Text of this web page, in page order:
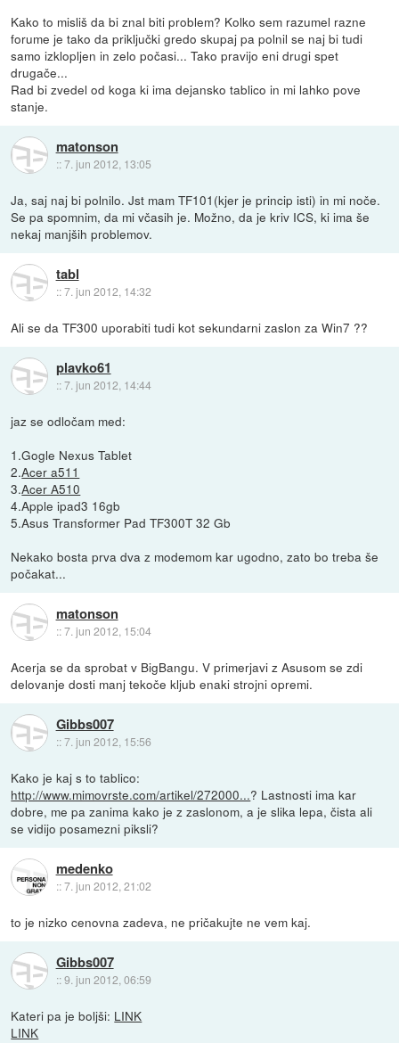
Kako to misliš da bi znal biti problem? Kolko sem razumel razne
forume je tako da priključki gredo skupaj pa polnil se naj bi tudi
samo izklopljen in zelo počasi... Tako pravijo eni drugi spet
drugače...
Rad bi zvedel od koga ki ima dejansko tablico in mi lahko pove
stanje.
matonson
::7. jun 2012, 13:05
Ja, saj naj bi polnilo. Jst mam TF101(kjer je princip isti) in mi noče.
Se pa spomnim, da mi včasih je. Možno, da je kriv ICS, ki ima še
nekaj manjših problemov.
tabl
::7. jun 2012, 14:32
Ali se da TF300 uporabiti tudi kot sekundarni zaslon za Win7 ??
plavko61
::7. jun 2012, 14:44
jaz se odločam med:
1.Gogle Nexus Tablet
2.Acer a511
3.Acer A510
4.Apple ipad3 16gb
5.Asus Transformer Pad TF300T 32 Gb
Nekako bosta prva dva z modemom kar ugodno, zato bo treba še
počakat...
matonson
::7. jun 2012, 15:04
Acerja se da sprobat v BigBangu. V primerjavi z Asusom se zdi
delovanje dosti manj tekoče kljub enaki strojni opremi.
Gibbs007
::7. jun 2012, 15:56
Kako je kaj s to tablico:
http://www.mimovrste.com/artikel/272000...? Lastnosti ima kar
dobre, me pa zanima kako je z zaslonom, a je slika lepa, čista ali
se vidijo posamezni piksli?
medenko
::7. jun 2012, 21:02
to je nizko cenovna zadeva, ne pričakujte ne vem kaj.
Gibbs007
::9. jun 2012, 06:59
Kateri pa je boljši: LINK
LINK